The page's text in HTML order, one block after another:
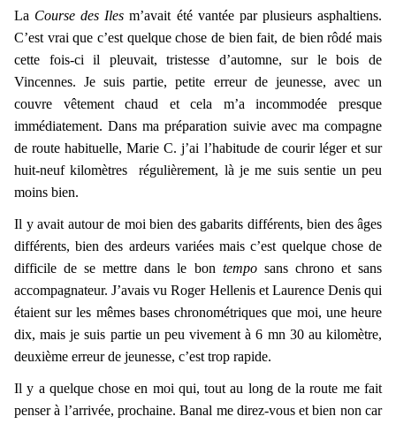
La Course des Iles m’avait été vantée par plusieurs asphaltiens.
C’est vrai que c’est quelque chose de bien fait, de bien rôdé mais
cette fois-ci il pleuvait, tristesse d’automne, sur le bois de
Vincennes. Je suis partie, petite erreur de jeunesse, avec un
couvre vêtement chaud et cela m’a incommodée presque
immédiatement. Dans ma préparation suivie avec ma compagne
de route habituelle, Marie C. j’ai l’habitude de courir léger et sur
huit-neuf kilomètres régulièrement, là je me suis sentie un peu
moins bien.
Il y avait autour de moi bien des gabarits différents, bien des âges
différents, bien des ardeurs variées mais c’est quelque chose de
difficile de se mettre dans le bon temposans chrono et sans
accompagnateur. J’avais vu Roger Hellenis et Laurence Denis qui
étaient sur les mêmes bases chronométriques que moi, une heure
dix, mais je suis partie un peu vivement à 6 mn 30 au kilomètre,
deuxième erreur de jeunesse, c’est trop rapide.
Il y a quelque chose en moi qui, tout au long de la route me fait
penser à l’arrivée, prochaine. Banal me direz-vous et bien non car